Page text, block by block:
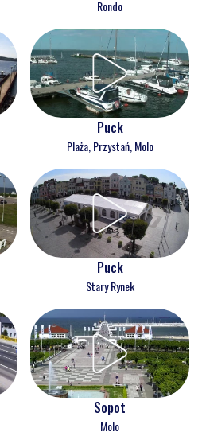
Rondo
Puck
Plaża, Przystań, Molo
Puck
Stary Rynek
Sopot
Molo